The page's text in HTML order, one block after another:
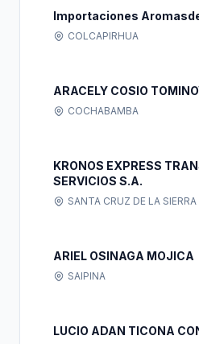
Importaciones
COLCAPIRHUA
ARACELY COSIO
COCHABAMBA
KRONOS EXPRESS
SERVICIOS S.A.
SANTA CRUZ DE LA SIERRA
ARIEL OSINAGA MOJICA
SAIPINA
LUCIO ADAN TICONA